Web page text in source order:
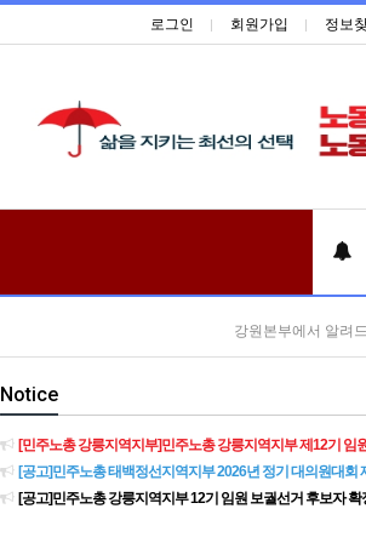
로그인 회원가입 정보
강원본부에서 알려
Notice
[민주노총 강릉지역지부]민주노총 강릉지역지부 제12기 임원 보궐선
[공고]민주노총 태백정선지역지부 2026년 정기 대의원대회
[공고]민주노총 강릉지역지부 12기 임원 보궐선거 후보자 확